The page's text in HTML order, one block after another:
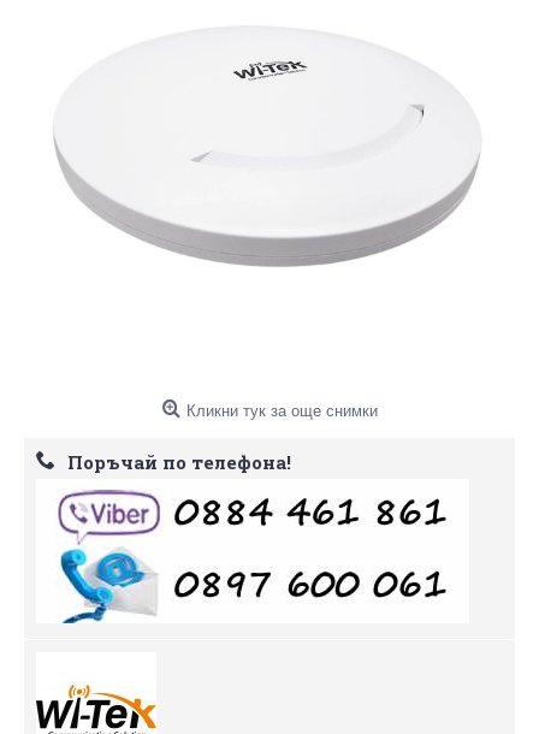
Кликни тук за още снимки
Поръчай по телефона!